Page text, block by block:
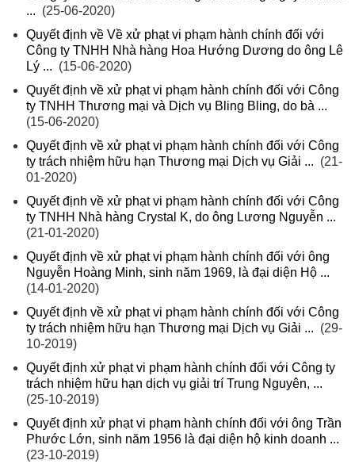
... (25-06-2020)
Quyết định về Về xử phạt vi phạm hành chính đối với
Công ty TNHH Nhà hàng Hoa Hướng Dương do ông Lê
Lý ... (15-06-2020)
Quyết định về xử phạt vi phạm hành chính đối với Công
ty TNHH Thương mại và Dịch vụ Bling Bling, do bà ...
(15-06-2020)
Quyết định về xử phạt vi phạm hành chính đối với Công
ty trách nhiệm hữu hạn Thương mại Dịch vụ Giải ... (21-
01-2020)
Quyết định về xử phạt vi phạm hành chính đối với Công
ty TNHH Nhà hàng Crystal K, do ông Lương Nguyễn ...
(21-01-2020)
Quyết định về xử phạt vi phạm hành chính đối với ông
Nguyễn Hoàng Minh, sinh năm 1969, là đại diện Hộ ...
(14-01-2020)
Quyết định về xử phạt vi phạm hành chính đối với Công
ty trách nhiệm hữu hạn Thương mại Dịch vụ Giải ... (29-
10-2019)
Quyết định xử phạt vi phạm hành chính đối với Công ty
trách nhiệm hữu hạn dịch vụ giải trí Trung Nguyên, ...
(25-10-2019)
Quyết định xử phạt vi phạm hành chính đối với ông Trần
Phước Lớn, sinh năm 1956 là đại diện hộ kinh doanh ...
(23-10-2019)